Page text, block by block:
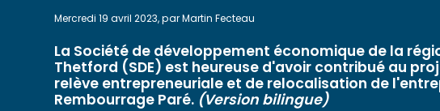
Mercredi 19 avril 2023, par Martin Fecteau
La Société de développement économique de la
Thetford (SDE) est heureuse d'avoir contribué au
relève entrepreneuriale et de relocalisation de
Rembourrage Paré. (Version bilingue)